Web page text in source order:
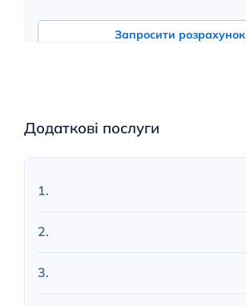
Запросити розрахунок
Додаткові послуги